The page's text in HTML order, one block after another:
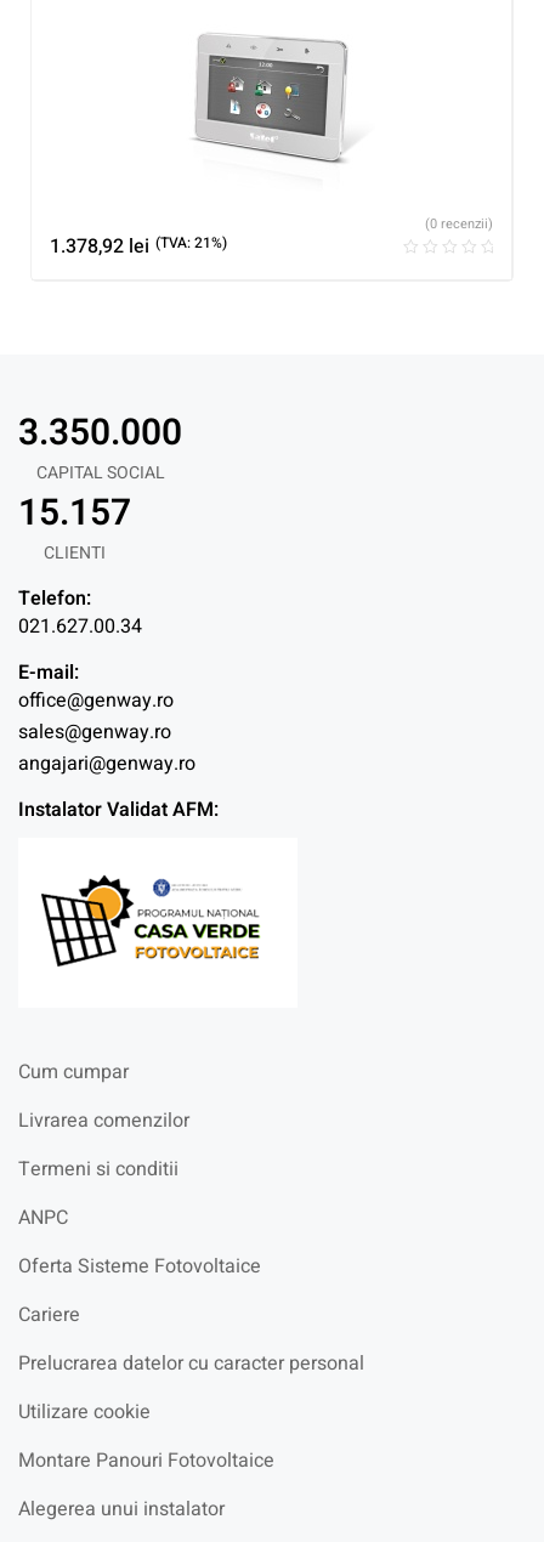
1.378,92 lei (TVA: 21%)
(0 recenzii)
CAPITAL SOCIAL
3.350.000
CLIENTI
15.157
Telefon:
021.627.00.34
E-mail:
office@genway.ro
sales@genway.ro
angajari@genway.ro
Instalator Validat AFM:
Cum cumpar
Livrarea comenzilor
Termeni si conditii
ANPC
Oferta Sisteme Fotovoltaice
Cariere
Prelucrarea datelor cu caracter personal
Utilizare cookie
Montare Panouri Fotovoltaice
Alegerea unui instalator